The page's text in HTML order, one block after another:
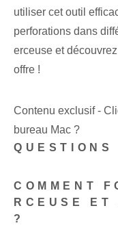
utiliser cet outil
perforations dans
erceuse et
offre ! ‍
Contenu exclusif -
bureau Mac ?
QUESTIONS
COMMENT
RCEUSE
?